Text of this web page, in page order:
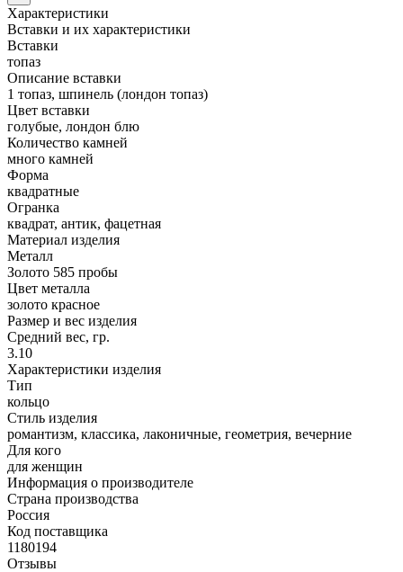
Характеристики
Вставки и их характеристики
Вставки
топаз
Описание вставки
1 топаз, шпинель (лондон топаз)
Цвет вставки
голубые, лондон блю
Количество камней
много камней
Форма
квадратные
Огранка
квадрат, антик, фацетная
Материал изделия
Металл
Золото 585 пробы
Цвет металла
золото красное
Размер и вес изделия
Средний вес, гр.
3.10
Характеристики изделия
Тип
кольцо
Стиль изделия
романтизм, классика, лаконичные, геометрия, вечерние
Для кого
для женщин
Информация о производителе
Страна производства
Россия
Код поставщика
1180194
Отзывы